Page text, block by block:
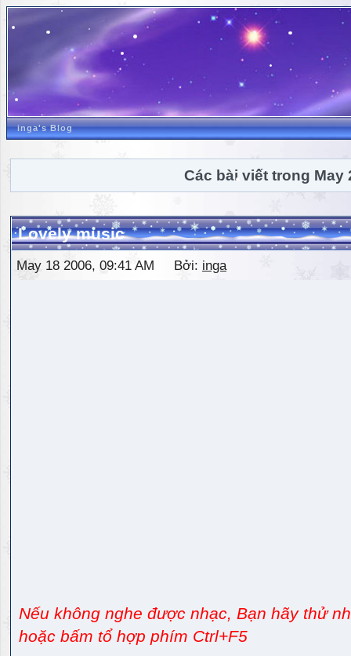
inga's Blog
Các bài viết trong May
Lovely music
May 18 2006, 09:41 AM Bởi: inga
Nếu không nghe được nhạc, Bạn hãy thử
hoặc bấm tổ hợp phím Ctrl+F5